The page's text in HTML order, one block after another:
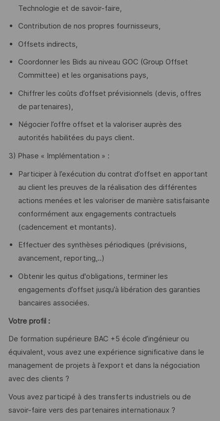
Technologie et de savoir-faire,
Contribution de nos propres fournisseurs,
Offsets indirects,
Coordonner les Bids au niveau GOC (Group Offset
Committee) et les organisations pays,
Chiffrer les coûts d’offset prévisionnels (devis, offres
de partenaires),
Négocier l’offre offset et la valoriser auprès des
autorités habilitées du pays client.
3) Phase « Implémentation » :
Participer à l’exécution du contrat d’offset en apportant
au client les preuves de la réalisation des différentes
actions menées et les valoriser de manière satisfaisante
conformément aux engagements contractuels
(cadencement et montants).
Effectuer des synthèses périodiques (prévisions,
avancement, reporting,..)
Obtenir les quitus d'obligations, terminer les
engagements d’offset jusqu’à libération des garanties
bancaires associées.
Votre profil :
De formation supérieure BAC +5 école d’ingénieur ou
équivalent, vous avez une expérience significative dans le
management de projets à l’export et dans la négociation
avec des clients ?
Vous avez participé à des transferts industriels ou de
savoir-faire vers des partenaires internationaux ?